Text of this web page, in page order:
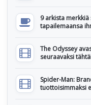
9 arkista
tapailemaansa
The Odyssey
seuraavaksi
Spider-Man:
tuottoisimmaksi